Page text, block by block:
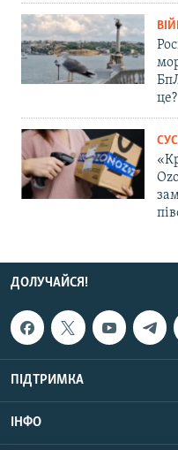
це?
ДОЛУЧАЙСЯ!
ПІДТРИМКА
ІНФО